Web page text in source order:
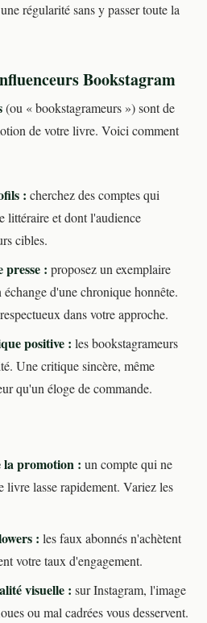
régularité sans y passer toute la
Bookstagram
(ou « bookstagrameurs ») sont de
de votre livre. Voici comment
: cherchez des comptes qui
littéraire et dont l'audience
cibles.
presse : proposez un exemplaire
d'une chronique honnête.
dans votre approche.
positive : les bookstagrameurs
Une critique sincère, même
qu'un éloge de commande.
la promotion : un compte qui ne
livre lasse rapidement. Variez les
: les faux abonnés n'achètent
votre taux d'engagement.
visuelle : sur Instagram, l'image
ou mal cadrées vous desservent.